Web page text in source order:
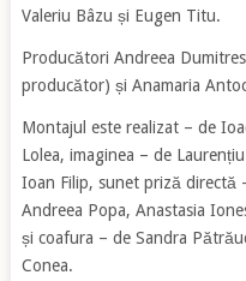
Valeriu Bâzu și Eugen Titu.
Producători Andreea
producător) și Anamaria
Montajul este realizat – de
Lolea, imaginea – de
Ioan Filip, sunet priză directă
Andreea Popa, Anastasia
și coafura – de Sandra
Conea.